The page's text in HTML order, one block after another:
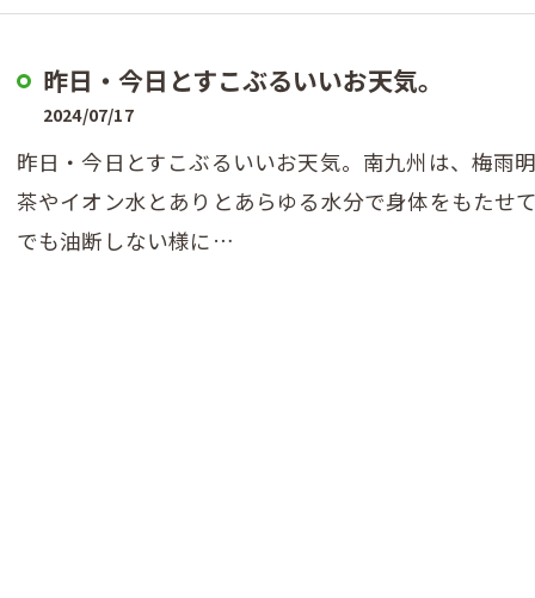
昨日・今日とすこぶるいいお天気。
2024/07/17
昨日・今日とすこぶるいいお天気。南九州は、梅雨
茶やイオン水とありとあらゆる水分で身体をもたせ
でも油断しない様に…